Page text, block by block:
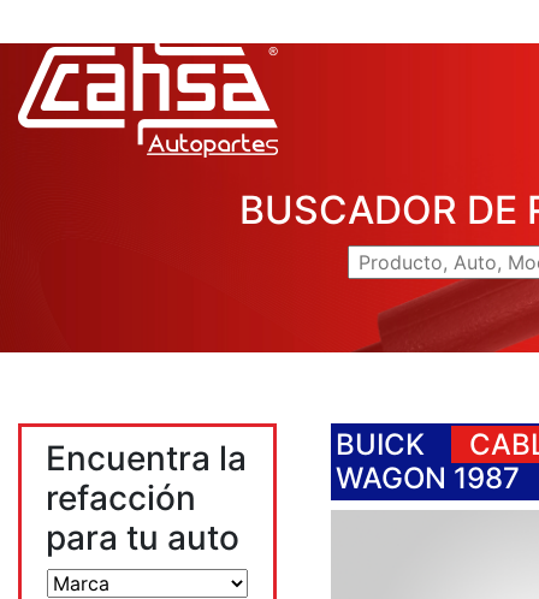
BUSCADOR DE
Encuentra la
refacción
para tu auto
BUICK
WAGON 1987